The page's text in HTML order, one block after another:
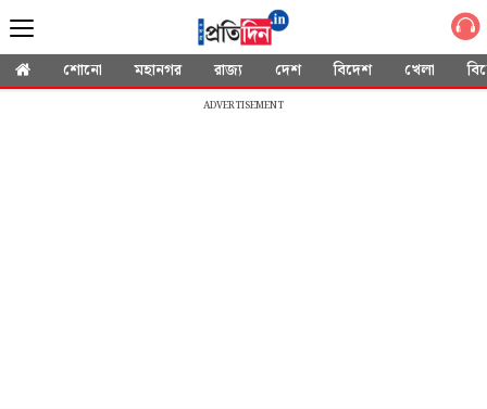
শোনো মহানগর রাজ্য দেশ বিদেশ খেলা
ADVERTISEMENT